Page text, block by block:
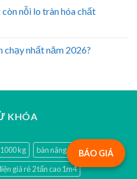
nỗi lo tràn hóa chất
chạy nhất năm 2026?
KHÓA
kg
bàn nâng điện 3000kg
giá rẻ 2 tấn cao 1m4
BÁO GIÁ